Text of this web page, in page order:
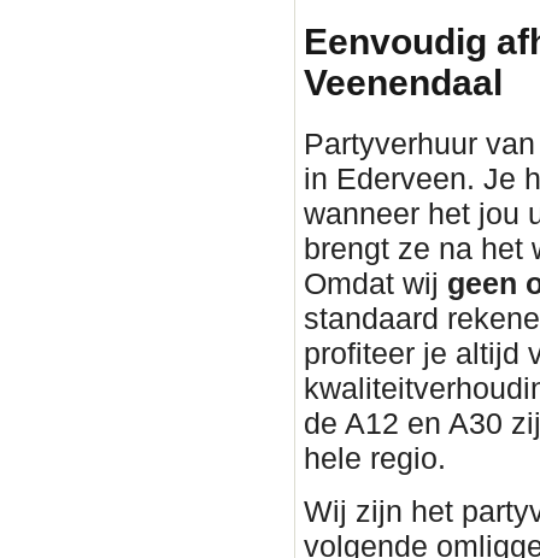
Eenvoudig
Veenendaal
Partyverhuur
in Ederveen. Je
wanneer het jou
brengt ze na het
Omdat wij geen
standaard
profiteer je altijd
de A12 en A30
hele regio.
Wij zijn het
volgende